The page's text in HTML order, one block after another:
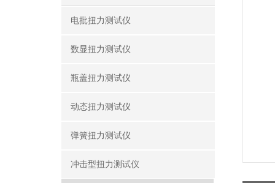
电批扭力测试仪
数显扭力测试仪
瓶盖扭力测试仪
动态扭力测试仪
弹簧扭力测试仪
冲击型扭力测试仪